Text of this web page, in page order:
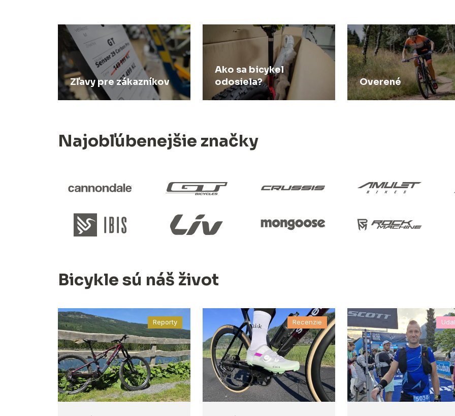
Zľavy pre zákazníkov
Ako sa bicykel
odosiela?
Overené
Najobľúbenejšie značky
Bicykle sú náš život
Reporty Recenzie